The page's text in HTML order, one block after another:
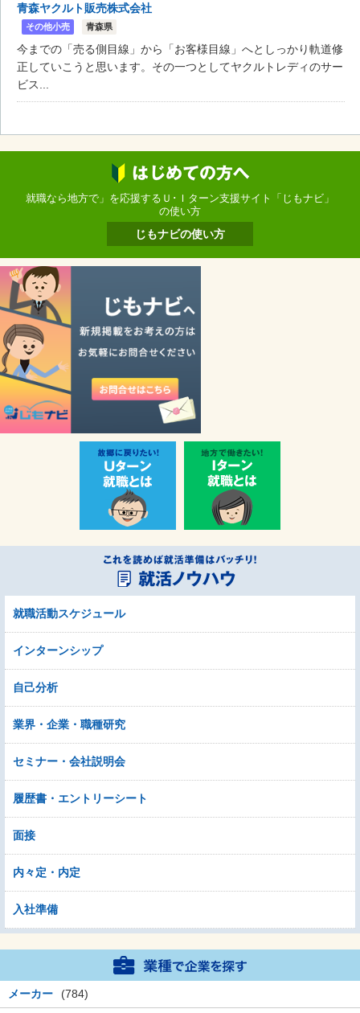
青森ヤクルト販売株式会社
その他小売 青森県
今までの「売る側目線」から「お客様目線」へとしっかり軌道修
正していこうと思います。その一つとしてヤクルトレディのサー
ビス...
就職なら地方で」を応援するＵ･Ｉターン支援サイト「じもナビ」
の使い方
じもナビの使い方
就職活動スケジュール
インターンシップ
自己分析
業界・企業・職種研究
セミナー・会社説明会
履歴書・エントリーシート
面接
内々定・内定
入社準備
メーカー (784)